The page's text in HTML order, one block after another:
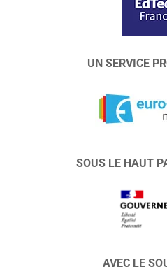
UN SERVICE
SOUS LE HAUT
AVEC LE